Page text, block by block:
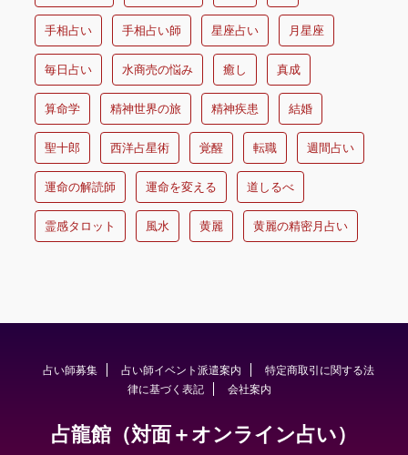
手相占い 手相占い師 星座占い 月星座
毎日占い 水商売の悩み 癒し 真成
算命学 精神世界の旅 精神疾患 結婚
聖十郎 西洋占星術 覚醒 転職 週間占い
運命の解読師 運命を変える 道しるべ
霊感タロット 風水 黄麗 黄麗の精密月占い
占い師募集 占い師イベント派遣案内
特定商取引に関する法
律に基づく表記
会社案内
占龍館（対面＋オンライン占い）